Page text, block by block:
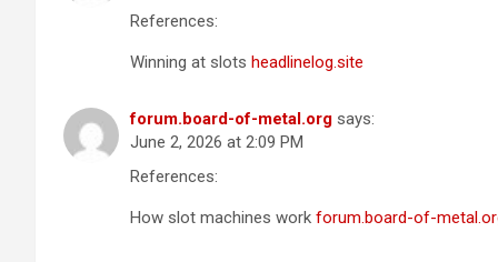
References:
Winning at slots headlinelog.site
forum.board-of-metal.org says:
June 2, 2026 at 2:09 PM
References:
How slot machines work forum.board-of-